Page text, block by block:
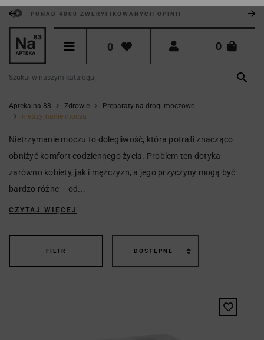
PONAD 4000 ZWERYFIKOWANYCH OPINII
0 0

Apteka na 83 Zdrowie
Preparaty na drogi moczowe
nietrzymanie moczu
Nietrzymanie moczu to dolegliwość, która potrafi znacząco
obniżyć komfort codziennego życia. Problem ten dotyka
zarówno kobiety, jak i mężczyzn, a jego przyczyny mogą być
bardzo różne – od...
CZYTAJ WIĘCEJ
FILTR